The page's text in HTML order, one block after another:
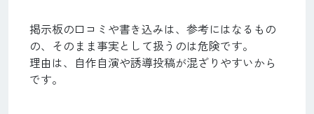
掲示板の口コミや書き込みは、参考にはなるもの
の、そのまま事実として扱うのは危険です。
理由は、自作自演や誘導投稿が混ざりやすいから
です。